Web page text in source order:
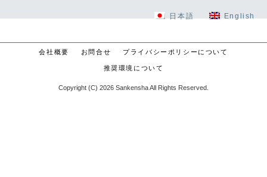
日本語 English
会社概要 お問合せ プライバシーポリシーについて
推奨環境について
Copyright (C) 2026 Sankensha All Rights Reserved.